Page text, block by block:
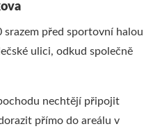
srazem před sportovní halou
ulici, odkud společně
nechtějí připojit
přímo do areálu v